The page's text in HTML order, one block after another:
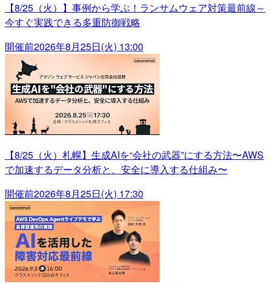
【8/25（火）】事例から学ぶ！ランサムウェア対策最前線～
今すぐ実践できる多重防御戦略
開催前2026年8月25日(火) 13:00
【8/25（火）札幌】生成AIを“会社の武器”にする方法〜AWS
で加速するデータ分析と、安全に導入する仕組み〜
開催前2026年8月25日(火) 17:30